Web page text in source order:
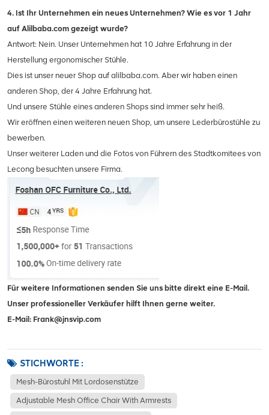
4. Ist Ihr Unternehmen ein neues Unternehmen? Wie es vor 1 Jahr
auf Alilbaba.com gezeigt wurde?
Antwort: Nein. Unser Unternehmen hat 10 Jahre Erfahrung in der
Herstellung ergonomischer Stühle.
Dies ist unser neuer Shop auf alilbaba.com. Aber wir haben einen
anderen Shop, der 4 Jahre Erfahrung hat.
Und unsere Stühle eines anderen Shops sind immer sehr heiß.
Wir eröffnen einen weiteren neuen Shop, um unsere Lederbürostühle zu
bewerben.
Unser weiterer Laden und die Fotos von Führern des Stadtkomitees von
Lecong besuchten unsere Firma.
Für weitere Informationen senden Sie uns bitte direkt eine E-Mail.
Unser professioneller Verkäufer hilft Ihnen gerne weiter.
E-Mail: Frank@jnsvip.com
STICHWORTE :
Mesh-Bürostuhl Mit Lordosenstütze
Adjustable Mesh Office Chair With Armrests